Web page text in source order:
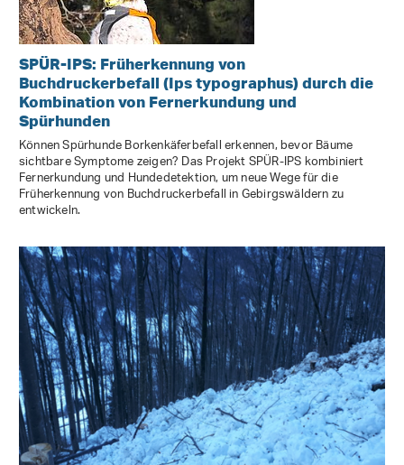
SPÜR-IPS: Früherkennung von
Buchdruckerbefall (Ips typographus) durch die
Kombination von Fernerkundung und
Spürhunden
Können Spürhunde Borkenkäferbefall erkennen, bevor Bäume
sichtbare Symptome zeigen? Das Projekt SPÜR-IPS kombiniert
Fernerkundung und Hundedetektion, um neue Wege für die
Früherkennung von Buchdruckerbefall in Gebirgswäldern zu
entwickeln.